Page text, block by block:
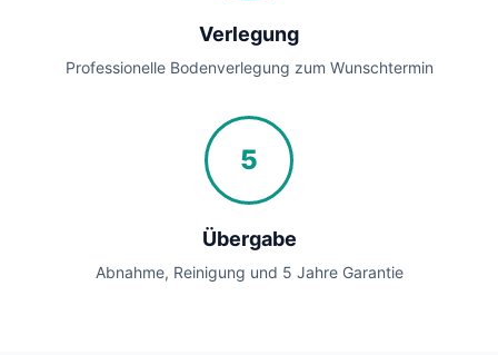
Verlegung
Professionelle Bodenverlegung zum Wunschtermin
5
Übergabe
Abnahme, Reinigung und 5 Jahre Garantie